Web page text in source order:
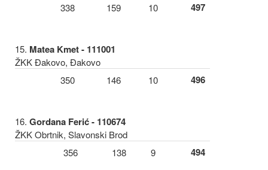
338
159 10 497
15. Matea Kmet - 111001
ŽKK Đakovo, Đakovo
350
146 10 496
16. Gordana Ferić - 110674
ŽKK Obrtnik, Slavonski Brod
356
138 9 494